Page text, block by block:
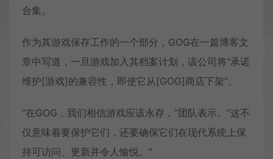
合集。
作为其游戏保存工作的一个部分，GOG在一篇博客文
章中写道，一旦游戏加入其档案计划，该公司将“承诺
维护[游戏]的兼容性，即使它从[GOG]商店下架”。
“在GOG，我们相信游戏应该永存，”团队表示。“这不
仅意味着要保护它们，还要确保它们在现代系统上保
持可访问、更新并令人愉悦。”